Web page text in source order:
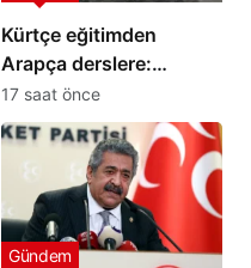
Kürtçe eğitimden
Arapça derslere:
Kobani’de öğrenciler
tepkili
17 saat önce
Gündem